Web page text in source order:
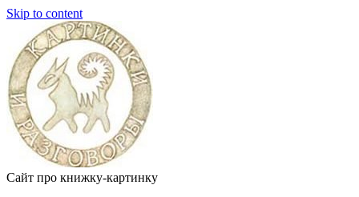
Skip to content
Сайт про книжку-картинку